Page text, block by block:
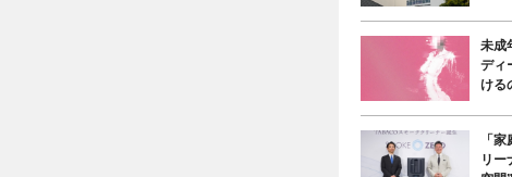
未成
ディ
ける
「
リー